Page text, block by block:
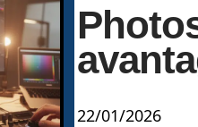
22/01/2026